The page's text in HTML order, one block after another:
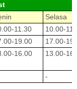
Selasa
11.30
10.00-
19.00
17.00-
16.00 13.00-
-